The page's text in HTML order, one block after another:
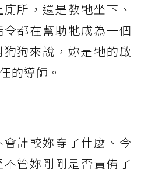
所，還是教牠坐下、
都在幫助牠成為一個
狗來說，妳是牠的啟
的導師。
計較妳穿了什麼、今
管妳剛剛是否責備了